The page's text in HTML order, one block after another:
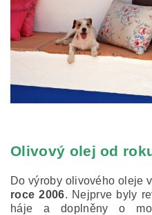
Olivový olej od
Do výroby olivového oleje
roce 2006. Nejprve byly
háje a doplněny o